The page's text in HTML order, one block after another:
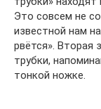
Это совсем не
известной нам
рвётся». Вторая
трубки,
тонкой ножке.